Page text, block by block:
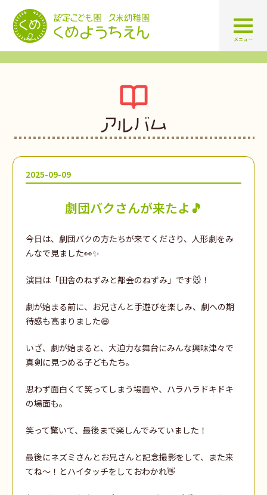
認定こども園 学校法人久米幼
メニュー
アルバム
2025-09-09
劇団バクさんが来たよ🎵
今日は、劇団バクの方たちが来てくださり、人形劇をみ
んなで見ました👀✨
演目は「田舎のねずみと都会のねずみ」です🐭！
劇が始まる前に、お兄さんと手遊びを楽しみ、劇への期
待感も高まりました😆
いざ、劇が始まると、大迫力な舞台にみんな興味津々で
真剣に見つめる子どもたち。
思わず面白くて笑ってしまう場面や、ハラハラドキドキ
の場面も。
笑って驚いて、最後まで楽しんでみていました！
最後にネズミさんとお兄さんと記念撮影をして、また来
てね～！とハイタッチをしておわかれ👋